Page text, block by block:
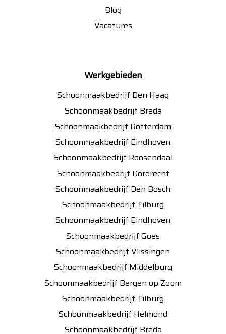
Blog
Vacatures
Werkgebieden
Schoonmaakbedrijf Den Haag
Schoonmaakbedrijf Breda
Schoonmaakbedrijf Rotterdam
Schoonmaakbedrijf Eindhoven
Schoonmaakbedrijf Roosendaal
Schoonmaakbedrijf Dordrecht
Schoonmaakbedrijf Den Bosch
Schoonmaakbedrijf Tilburg
Schoonmaakbedrijf Eindhoven
Schoonmaakbedrijf Goes
Schoonmaakbedrijf Vlissingen
Schoonmaakbedrijf Middelburg
Schoonmaakbedrijf Bergen op Zoom
Schoonmaakbedrijf Tilburg
Schoonmaakbedrijf Helmond
Schoonmaakbedrijf Breda